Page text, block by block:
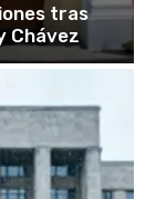
tras
Chávez